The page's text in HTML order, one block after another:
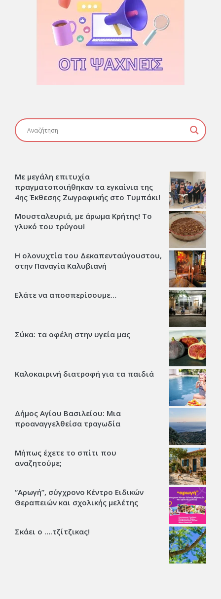
Με μεγάλη επιτυχία
πραγματοποιήθηκαν τα εγκαίνια της
4ης Έκθεσης Ζωγραφικής στο Τυμπάκι!
Μουσταλευριά, με άρωμα Κρήτης! Το
γλυκό του τρύγου!
Η ολονυχτία του Δεκαπενταύγουστου,
στην Παναγία Καλυβιανή
Ελάτε να αποσπερίσουμε…
Σύκα: τα οφέλη στην υγεία μας
Καλοκαιρινή διατροφή για τα παιδιά
Δήμος Αγίου Βασιλείου: Μια
προαναγγελθείσα τραγωδία
Μήπως έχετε το σπίτι που
αναζητούμε;
“Αρωγή”, σύγχρονο Κέντρο Ειδικών
Θεραπειών και σχολικής μελέτης
Σκάει ο ….τζίτζικας!